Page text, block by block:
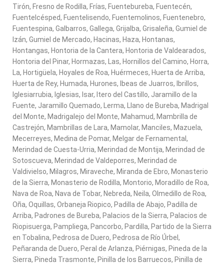
Tirón, Fresno de Rodilla, Frías, Fuentebureba, Fuentecén,
Fuentelcésped, Fuentelisendo, Fuentemolinos, Fuentenebro,
Fuentespina, Galbarros, Gallega, Grijalba, Grisaleña, Gumiel de
Izán, Gumiel de Mercado, Hacinas, Haza, Hontanas,
Hontangas, Hontoria de la Cantera, Hontoria de Valdearados,
Hontoria del Pinar, Hormazas, Las, Hornillos del Camino, Horra,
La, Hortigüela, Hoyales de Roa, Huérmeces, Huerta de Arriba,
Huerta de Rey, Humada, Hurones, Ibeas de Juarros, Ibrillos,
Iglesiarrubia, Iglesias, Isar, Itero del Castillo, Jaramillo de la
Fuente, Jaramillo Quemado, Lerma, Llano de Bureba, Madrigal
del Monte, Madrigalejo del Monte, Mahamud, Mambrilla de
Castrejón, Mambrillas de Lara, Mamolar, Manciles, Mazuela,
Mecerreyes, Medina de Pomar, Melgar de Fernamental,
Merindad de Cuesta-Urria, Merindad de Montija, Merindad de
Sotoscueva, Merindad de Valdeporres, Merindad de
Valdivielso, Milagros, Miraveche, Miranda de Ebro, Monasterio
de la Sierra, Monasterio de Rodilla, Montorio, Moradillo de Roa,
Nava de Roa, Nava de Tobar, Nebreda, Neila, Olmedillo de Roa,
Oña, Oquillas, Orbaneja Riopico, Padilla de Abajo, Padilla de
Arriba, Padrones de Bureba, Palacios de la Sierra, Palacios de
Riopisuerga, Pampliega, Pancorbo, Pardilla, Partido de la Sierra
en Tobalina, Pedrosa de Duero, Pedrosa de Río Úrbel,
Peñaranda de Duero, Peral de Arlanza, Piérnigas, Pineda de la
Sierra, Pineda Trasmonte, Pinilla de los Barruecos, Pinilla de